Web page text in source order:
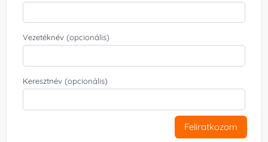
Vezetéknév (opcionális)
Keresztnév (opcionális)
Feliratkozom